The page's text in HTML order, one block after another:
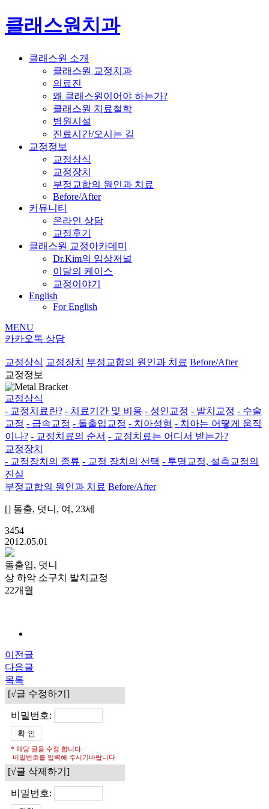
클래스원치과
클래스원 소개
클래스원 교정치과
의료진
왜 클래스원이어야 하는가?
클래스원 치료철학
병원시설
진료시간/오시는 길
교정정보
교정상식
교정장치
부정교합의 원인과 치료
Before/After
커뮤니티
온라인 상담
교정후기
클래스원 교정아카데미
Dr.Kim의 임상저널
이달의 케이스
교정이야기
English
For English
MENU
카카오톡 상담
교정상식 교정장치 부정교합의 원인과 치료 Before/After
교정정보
교정상식
- 교정치료란? - 치료기간 및 비용 - 성인교정 - 발치교정 - 수술
교정 - 급속교정 - 돌출입교정 - 치아성형 - 치아는 어떻게 움직
이나? - 교정치료의 순서 - 교정치료는 어디서 받는가?
교정장치
- 교정장치의 종류 - 교정 장치의 선택 - 투명교정, 설측교정의
진실
부정교합의 원인과 치료 Before/After
[] 돌출, 덧니, 여, 23세
3454
2012.05.01
돌출입, 덧니
상 하악 소구치 발치교정
22개월
이전글
다음글
목록
[√글 수정하기]
비밀번호:
* 해당 글을 수정 합니다.
비밀번호를 입력해 주시기바랍니다
[√글 삭제하기]
비밀번호: